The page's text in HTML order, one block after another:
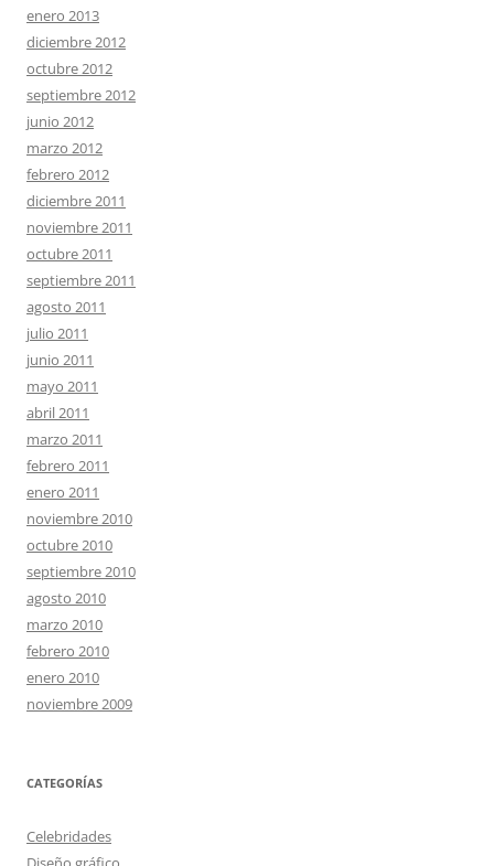
enero 2013
diciembre 2012
octubre 2012
septiembre 2012
junio 2012
marzo 2012
febrero 2012
diciembre 2011
noviembre 2011
octubre 2011
septiembre 2011
agosto 2011
julio 2011
junio 2011
mayo 2011
abril 2011
marzo 2011
febrero 2011
enero 2011
noviembre 2010
octubre 2010
septiembre 2010
agosto 2010
marzo 2010
febrero 2010
enero 2010
noviembre 2009
CATEGORÍAS
Celebridades